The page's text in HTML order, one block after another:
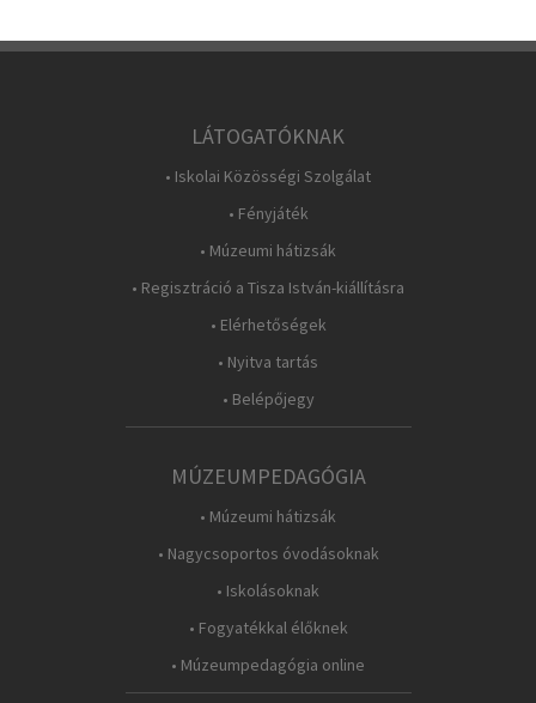
LÁTOGATÓKNAK
• Iskolai Közösségi Szolgálat
• Fényjáték
• Múzeumi hátizsák
• Regisztráció a Tisza István-kiállításra
• Elérhetőségek
• Nyitva tartás
• Belépőjegy
MÚZEUMPEDAGÓGIA
• Múzeumi hátizsák
• Nagycsoportos óvodásoknak
• Iskolásoknak
• Fogyatékkal élőknek
• Múzeumpedagógia online